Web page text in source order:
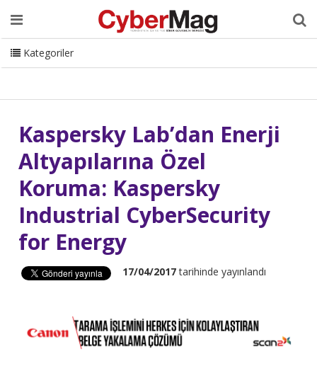
Ana Sayfa Hakkımızda Dergi Editörden
Danışmanlık
ISC Turkey Sizden Gelenler
İletişim
CyberMag Logo
Kategoriler
Kaspersky Lab’dan Enerji
Altyapılarına Özel
Koruma: Kaspersky
Industrial CyberSecurity
for Energy
17/04/2017tarihinde yayınlandı